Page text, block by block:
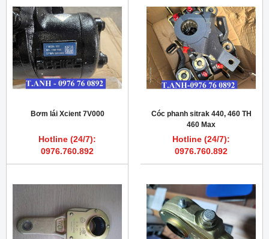
Bơm lái Xcient 7V000
Hotline (24/7):
0976.760.892
Cóc phanh sitrak 440, 460 TH
460 Max
Hotline (24/7):
0976.760.892